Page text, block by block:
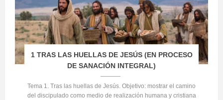
1 TRAS LAS HUELLAS DE JESÚS (EN PROCESO
DE SANACIÓN INTEGRAL)
Tema 1. Tras las huellas de Jesús. Objetivo: mostrar el camino
del discipulado como medio de realización humana y cristiana